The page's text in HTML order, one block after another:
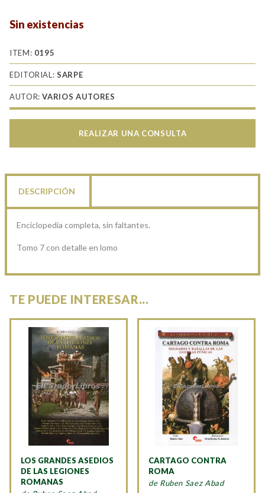
Sin existencias
ITEM: 0195
EDITORIAL:SARPE
AUTOR:VARIOS AUTORES
REALIZAR UNA CONSULTA
DESCRIPCIÓN
Enciclopedia completa, sin faltantes.
Tomo 7 con detalle en lomo
TE PUEDE INTERESAR...
LOS GRANDES ASEDIOS
DE LAS LEGIONES
ROMANAS
CARTAGO CONTRA
ROMA
de Ruben Saez Abad